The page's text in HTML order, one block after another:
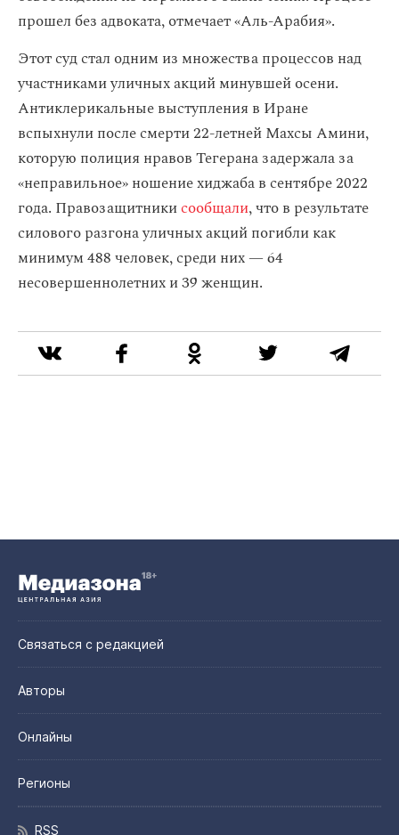
прошел без адвоката, отмечает «Аль-Арабия‎».
Этот суд стал одним из множества процессов над
участниками уличных акций минувшей осени.
Антиклерикальные выступления в Иране
вспыхнули после смерти 22-летней Махсы Амини,
которую полиция нравов Тегерана задержала за
«неправильное» ношение хиджаба в сентябре 2022
года. Правозащитникисообщали, что в результате
силового разгона уличных акций погибли как
минимум 488 человек, среди них — 64
несовершеннолетних и 39 женщин.
Связаться с редакцией
Авторы
Онлайны
Регионы
RSS